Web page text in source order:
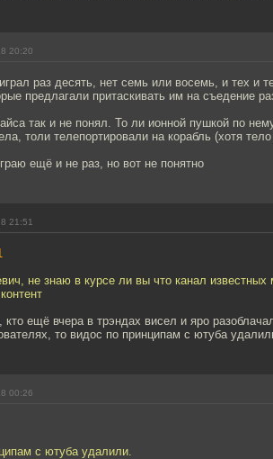
20:20
раз десять, нет семь или восемь, и тех и
предлагали притаскивать им на съедение
так и не понял. То ли ионной пушкой по
толи телепортировали на корабль (хотя
ещё и не раз, но вот не понятно
21:51
не знаю в курсе ли вы что канал
кто ещё вчера в трэндах висел и яро
то видос по принципам с ютуба
00:26
с ютуба удалили.